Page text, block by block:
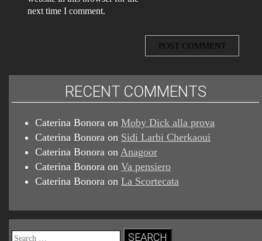
next time I comment.
RECENT COMMENTS
Caterina Bonora on Moby Dick alla prova
Caterina Bonora on Sidi Larbi Cherkaoui
Caterina Bonora on Anagoor
Caterina Bonora on Va pensiero
Caterina Bonora on La Scortecata
Search